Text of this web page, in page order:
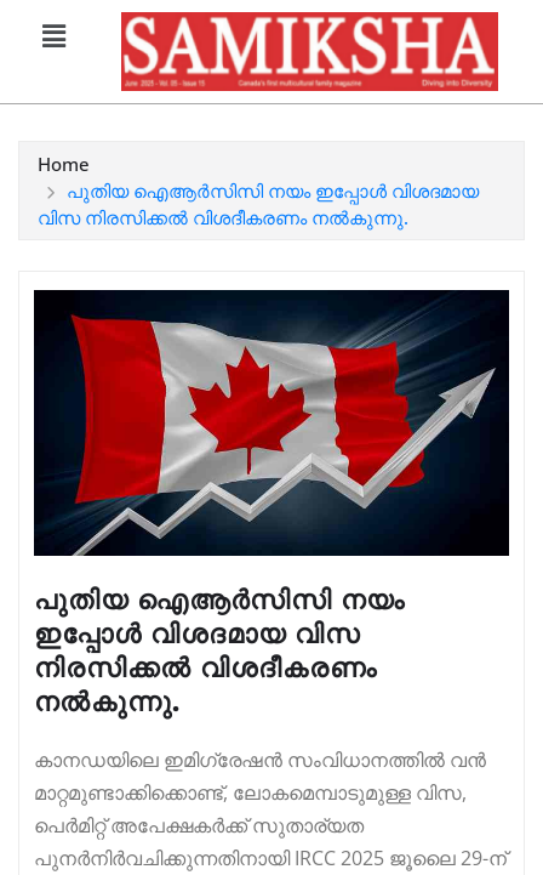
Home
പുതിയ ഐആർസിസി നയം ഇപ്പോൾ വിശദമായ
വിസ നിരസിക്കൽ വിശദീകരണം നൽകുന്നു.
പുതിയ ഐആർസിസി നയം
ഇപ്പോൾ വിശദമായ വിസ
നിരസിക്കൽ വിശദീകരണം
നൽകുന്നു.
കാനഡയിലെ ഇമിഗ്രേഷൻ സംവിധാനത്തിൽ വൻ
മാറ്റമുണ്ടാക്കിക്കൊണ്ട്, ലോകമെമ്പാടുമുള്ള വിസ,
പെർമിറ്റ് അപേക്ഷകർക്ക് സുതാര്യത
പുനർനിർവചിക്കുന്നതിനായി IRCC 2025 ജൂലൈ 29-ന്